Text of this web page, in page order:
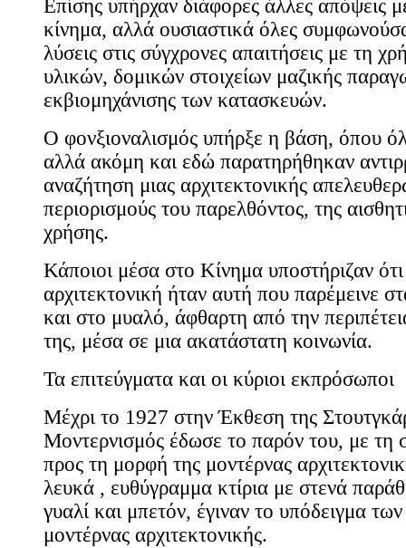
Επίσης υπήρχαν διάφορες άλλες απόψεις
κίνημα, αλλά ουσιαστικά όλες
λύσεις στις σύγχρονες απαιτήσεις με τη
υλικών, δομικών στοιχείων μαζικής
εκβιομηχάνισης των κατασκευών.
Ο φονξιοναλισμός υπήρξε η βάση, όπου
αλλά ακόμη και εδώ παρατηρήθηκαν
αναζήτηση μιας αρχιτεκτονικής
περιορισμούς του παρελθόντος, της
χρήσης.
Κάποιοι μέσα στο Κίνημα υποστήριζαν
αρχιτεκτονική ήταν αυτή που παρέμεινε
και στο μυαλό, άφθαρτη από την
της, μέσα σε μια ακατάστατη κοινωνία.
Τα επιτεύγματα και οι κύριοι εκπρόσωποι
Μέχρι το 1927 στην Έκθεση της
Μοντερνισμός έδωσε το παρόν του, με
προς τη μορφή της μοντέρνας
λευκά , ευθύγραμμα κτίρια με στενά
γυαλί και μπετόν, έγιναν το υπόδειγμα
μοντέρνας αρχιτεκτονικής.